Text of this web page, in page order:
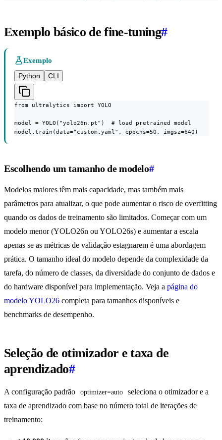
Exemplo básico de fine-tuning#
Exemplo
Python
CLI
from ultralytics import YOLO
model = YOLO("yolo26n.pt")  # load pretrained model
model.train(data="custom.yaml", epochs=50, imgsz=640)
Escolhendo um tamanho de modelo#
Modelos maiores têm mais capacidade, mas também mais
parâmetros para atualizar, o que pode aumentar o risco de overfitting
quando os dados de treinamento são limitados. Começar com um
modelo menor (YOLO26n ou YOLO26s) e aumentar a escala
apenas se as métricas de validação estagnarem é uma abordagem
prática. O tamanho ideal do modelo depende da complexidade da
tarefa, do número de classes, da diversidade do conjunto de dados e
do hardware disponível para implementação. Veja a página do
modelo YOLO26 completa para tamanhos disponíveis e
benchmarks de desempenho.
Seleção de otimizador e taxa de
aprendizado#
A configuração padrão optimizer=auto
seleciona o otimizador e a
taxa de aprendizado com base no número total de iterações de
treinamento: